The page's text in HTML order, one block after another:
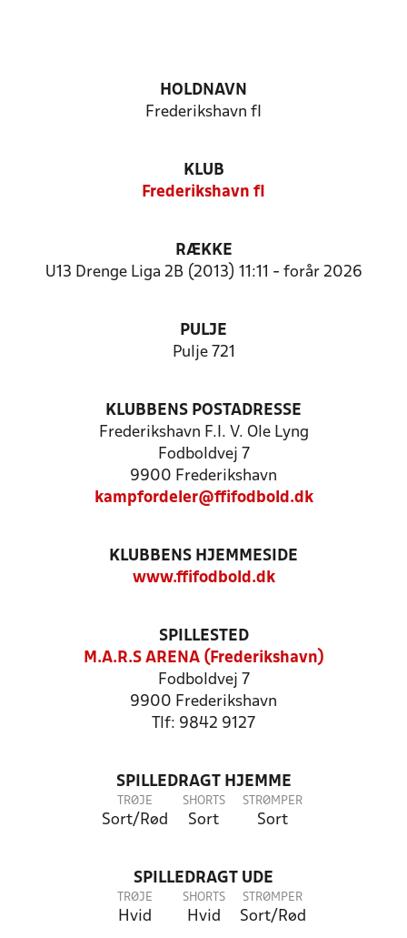
HOLDNAVN
Frederikshavn fI
KLUB
Frederikshavn fI
RÆKKE
U13 Drenge Liga 2B (2013) 11:11 - forår 2026
PULJE
Pulje 721
KLUBBENS POSTADRESSE
Frederikshavn F.I. V. Ole Lyng
Fodboldvej 7
9900 Frederikshavn
kampfordeler@ffifodbold.dk
KLUBBENS HJEMMESIDE
www.ffifodbold.dk
SPILLESTED
M.A.R.S ARENA (Frederikshavn)
Fodboldvej 7
9900 Frederikshavn
Tlf: 9842 9127
SPILLEDRAGT HJEMME
TRØJE
Sort/Rød
SHORTS
Sort
STRØMPER
Sort
SPILLEDRAGT UDE
TRØJE
Hvid
SHORTS
Hvid
STRØMPER
Sort/Rød